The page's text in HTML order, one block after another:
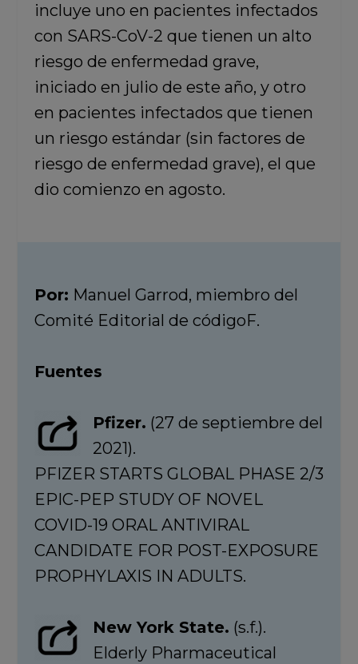
incluye uno en pacientes infectados
con SARS-CoV-2 que tienen un alto
riesgo de enfermedad grave,
iniciado en julio de este año, y otro
en pacientes infectados que tienen
un riesgo estándar (sin factores de
riesgo de enfermedad grave), el que
dio comienzo en agosto.
Por: Manuel Garrod, miembro del
Comité Editorial de códigoF.
Fuentes
Pfizer. (27 de septiembre del
2021).
PFIZER STARTS GLOBAL PHASE 2/3
EPIC-PEP STUDY OF NOVEL
COVID-19 ORAL ANTIVIRAL
CANDIDATE FOR POST-EXPOSURE
PROPHYLAXIS IN ADULTS.
New York State. (s.f.).
Elderly Pharmaceutical